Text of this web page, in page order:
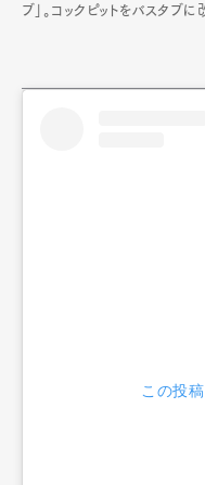
ブ」。コックピットをバスタブに
この投